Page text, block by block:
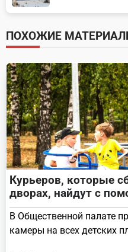
subtitle
screen-
reader-
text">Page</span>
ПОХОЖИЕ
Курьеров, которые
дворах, найдут с
В Общественной палате
камеры на всех детских